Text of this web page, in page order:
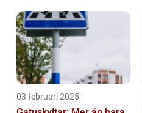
03 februari 2025